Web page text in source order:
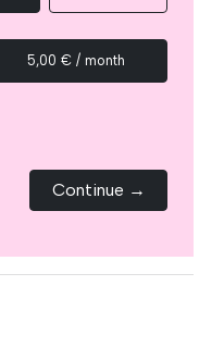
5,00 € / month
Continue →